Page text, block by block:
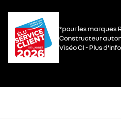
*pour les marques
Constructeur
Viséo CI - Plus